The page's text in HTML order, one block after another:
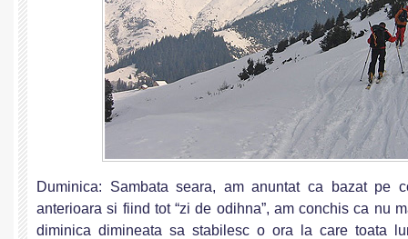
Duminica: Sambata seara, am anuntat ca bazat pe
anterioara si fiind tot “zi de odihna”, am conchis ca nu
diminica dimineata sa stabilesc o ora la care toata